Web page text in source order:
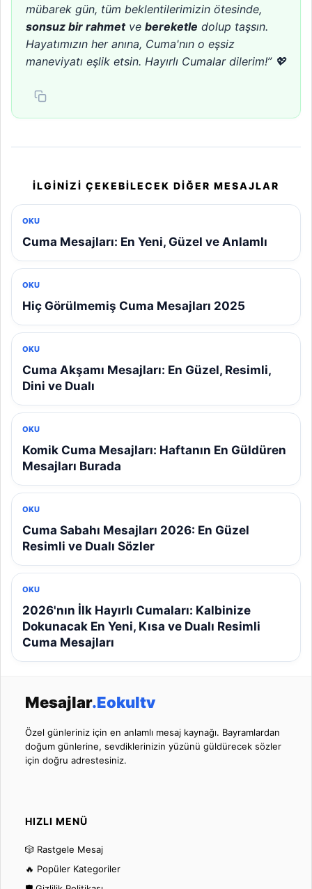
mübarek gün, tüm beklentilerimizin ötesinde,
sonsuz bir rahmetve bereketle dolup taşsın.
Hayatımızın her anına, Cuma'nın o eşsiz
maneviyatı eşlik etsin. Hayırlı Cumalar dilerim!” 💖
İLGINIZI ÇEKEBILECEK DIĞER MESAJLAR
OKU
Cuma Mesajları: En Yeni, Güzel ve Anlamlı
OKU
Hiç Görülmemiş Cuma Mesajları 2025
OKU
Cuma Akşamı Mesajları: En Güzel, Resimli,
Dini ve Dualı
OKU
Komik Cuma Mesajları: Haftanın En Güldüren
Mesajları Burada
OKU
Cuma Sabahı Mesajları 2026: En Güzel
Resimli ve Dualı Sözler
OKU
2026'nın İlk Hayırlı Cumaları: Kalbinize
Dokunacak En Yeni, Kısa ve Dualı Resimli
Cuma Mesajları
Mesajlar.Eokultv
Özel günleriniz için en anlamlı mesaj kaynağı. Bayramlardan
doğum günlerine, sevdiklerinizin yüzünü güldürecek sözler
için doğru adrestesiniz.
HIZLI MENÜ
🎲 Rastgele Mesaj
🔥 Popüler Kategoriler